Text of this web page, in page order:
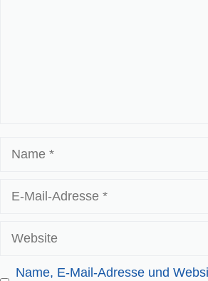
Website
Name, E-Mail-Adresse und